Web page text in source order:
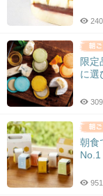
限定
に選
朝食
No.1